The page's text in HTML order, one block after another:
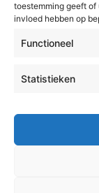
toestemming geeft
invloed hebben op
Functioneel
Statistieken
Echt-Susteren
Roerdalen
Radio & TV